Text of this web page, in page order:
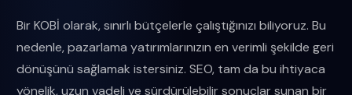
Bir KOBİ olarak, sınırlı bütçelerle çalıştığınızı biliyoruz. Bu
nedenle, pazarlama yatırımlarınızın en verimli şekilde geri
dönüşünü sağlamak istersiniz. SEO, tam da bu ihtiyaca
yönelik, uzun vadeli ve sürdürülebilir sonuçlar sunan bir